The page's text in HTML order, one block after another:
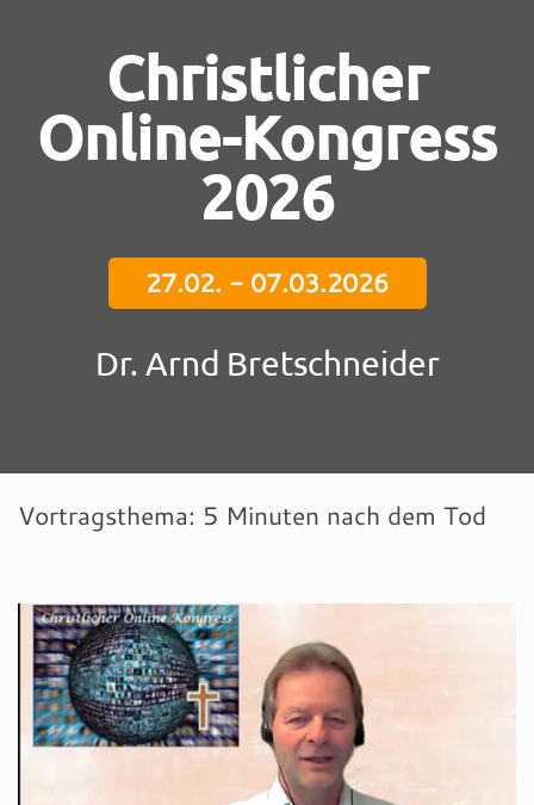
Christlicher
Online-Kongress
2026
27.02. - 07.03.2026
Dr. Arnd Bretschneider
Vortragsthema: 5 Minuten nach dem Tod